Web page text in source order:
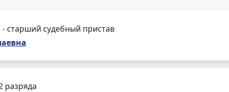
старший судебный пристав
разряда